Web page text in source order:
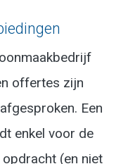
offertes zijn
Een
enkel voor de
(en niet